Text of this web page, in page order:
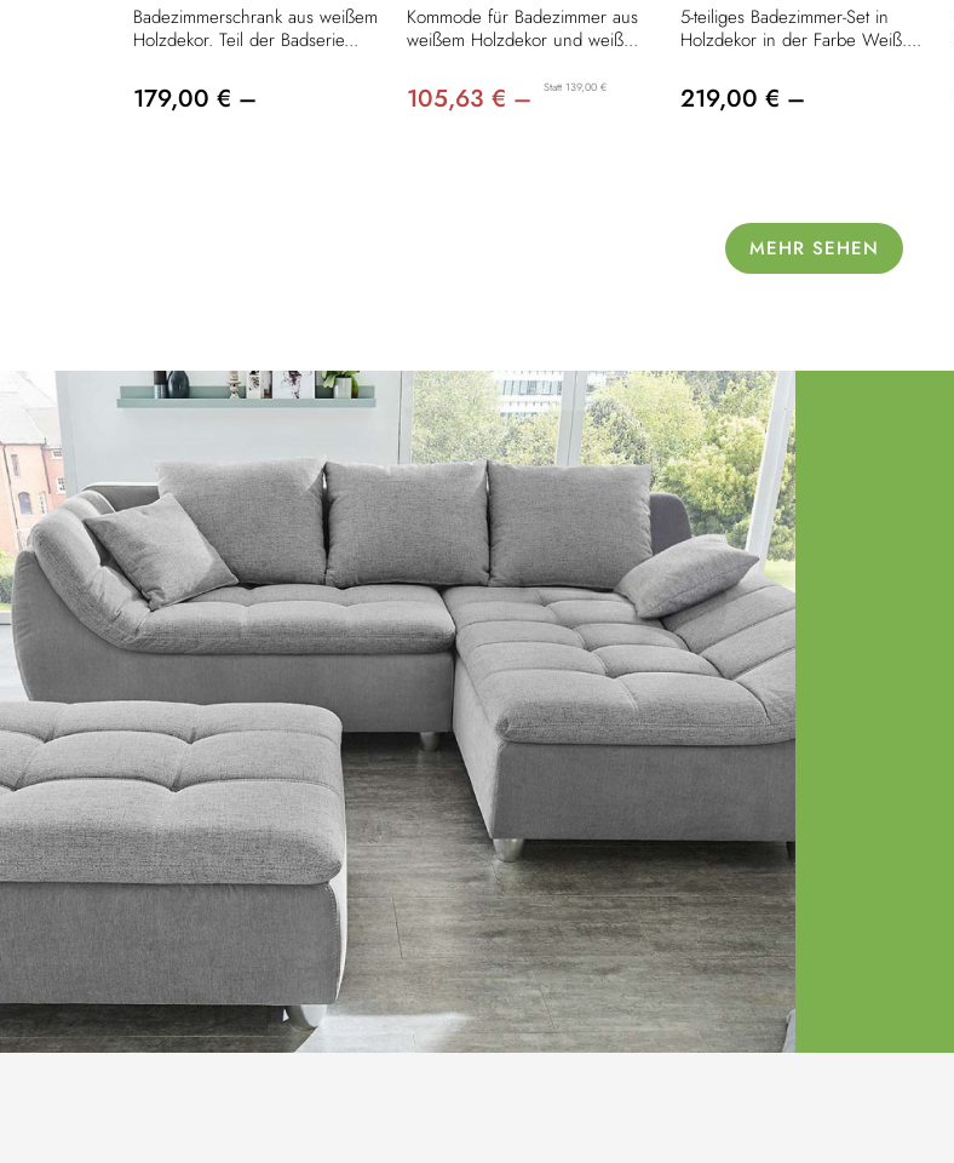
Badezimmerschrank aus weißem
Holzdekor. Teil der Badserie...
179,00 € –
Kommode für Badezimmer aus
weißem Holzdekor und weiß...
105,63 € – Statt 139,00 €
5-teiliges Badezimmer-Set in
Holzdekor in der Farbe Weiß....
219,00 € –
MEHR SEHEN